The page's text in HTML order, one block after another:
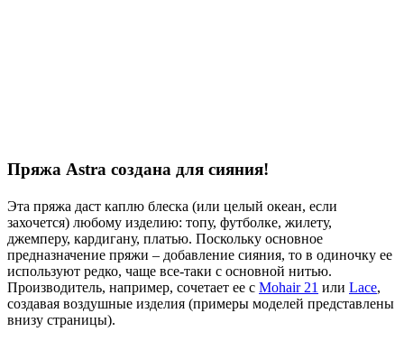
Пряжа Astra создана для сияния!
Эта пряжа даст каплю блеска (или целый океан, если
захочется) любому изделию: топу, футболке, жилету,
джемперу, кардигану, платью. Поскольку основное
предназначение пряжи – добавление сияния, то в одиночку ее
используют редко, чаще все-таки с основной нитью.
Производитель, например, сочетает ее с Mohair 21 или Lace,
создавая воздушные изделия (примеры моделей представлены
внизу страницы).